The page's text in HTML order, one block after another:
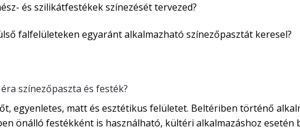
és szilikátfestékek színezését tervezed?
falfelületeken egyaránt alkalmazható színezőpasztát keresel?
színezőpaszta és festék?
egyenletes, matt és esztétikus felületet. Beltériben történő
önálló festékként is használható, kültéri alkalmazáshoz esetén